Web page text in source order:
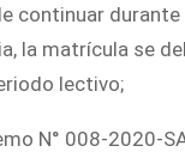
continuar
la matrícula se
lectivo;
N° 008-2020-